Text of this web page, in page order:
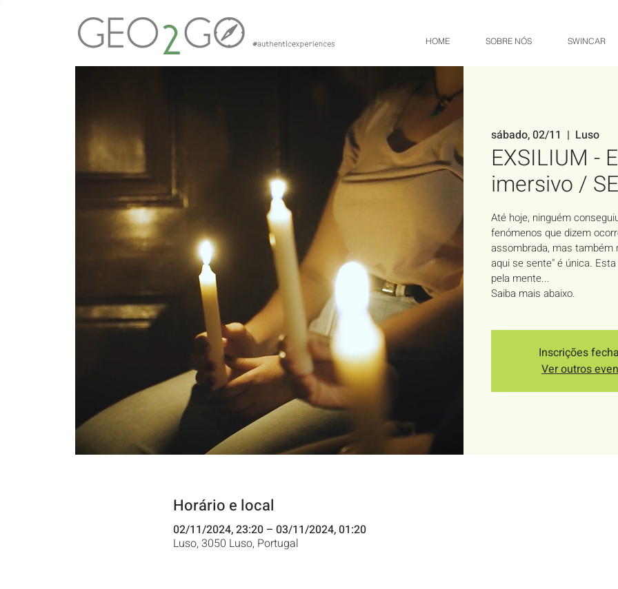
HOME SOBRE NÓS SWINCAR
sábado, 02/11
  |
Luso
EXSILIUM -
imersivo /
Até hoje, ninguém
fenómenos que dizem
assombrada, mas também
aqui se sente" é única.
pela mente...
Saiba mais abaixo.
Inscrições
Ver outros
Horário e local
02/11/2024, 23:20 – 03/11/2024, 01:20
Luso, 3050 Luso, Portugal